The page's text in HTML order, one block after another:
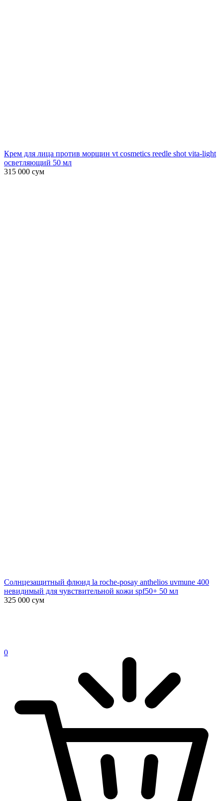
Крем для лица против морщин vt cosmetics reedle shot vita-light
осветляющий 50 мл
315 000 сум
Солнцезащитный флюид la roche-posay anthelios uvmune 400
невидимый для чувствительной кожи spf50+ 50 мл
325 000 сум
0